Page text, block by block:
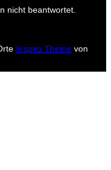
nicht beantwortet.
Inspiro Theme von